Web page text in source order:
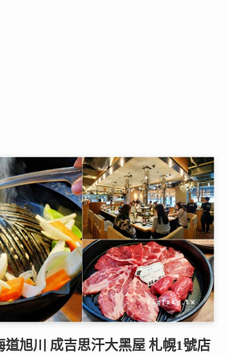
旭川 成吉思汗大黑屋 札幌1號店